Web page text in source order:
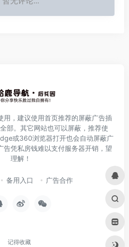
用，建议使用首页推荐的屏蔽广告插
全部。其它网站也可以屏蔽，推荐使
或360浏览器打开也会自动屏蔽广
告凭私房钱难以支付服务器开销，望
理解！
备用入口 广告合作
记得收藏